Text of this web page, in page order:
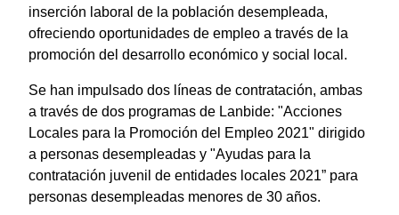
inserción laboral de la población desempleada,
ofreciendo oportunidades de empleo a través de la
promoción del desarrollo económico y social local.
Se han impulsado dos líneas de contratación, ambas
a través de dos programas de Lanbide: "Acciones
Locales para la Promoción del Empleo 2021" dirigido
a personas desempleadas y "Ayudas para la
contratación juvenil de entidades locales 2021” para
personas desempleadas menores de 30 años.